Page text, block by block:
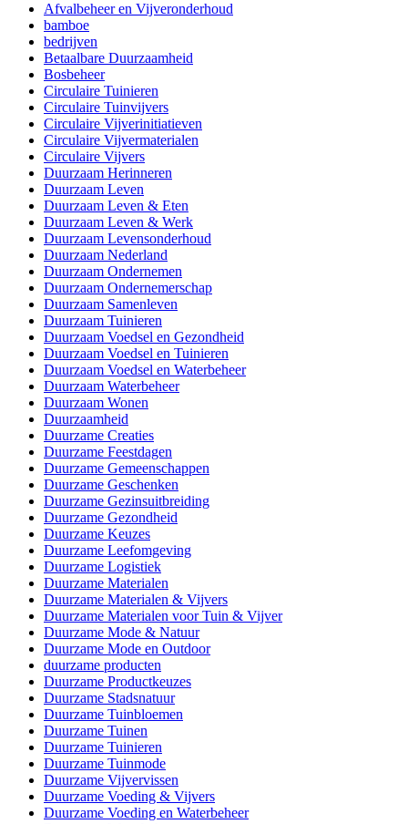
Afvalbeheer en Vijveronderhoud
bamboe
bedrijven
Betaalbare Duurzaamheid
Bosbeheer
Circulaire Tuinieren
Circulaire Tuinvijvers
Circulaire Vijverinitiatieven
Circulaire Vijvermaterialen
Circulaire Vijvers
Duurzaam Herinneren
Duurzaam Leven
Duurzaam Leven & Eten
Duurzaam Leven & Werk
Duurzaam Levensonderhoud
Duurzaam Nederland
Duurzaam Ondernemen
Duurzaam Ondernemerschap
Duurzaam Samenleven
Duurzaam Tuinieren
Duurzaam Voedsel en Gezondheid
Duurzaam Voedsel en Tuinieren
Duurzaam Voedsel en Waterbeheer
Duurzaam Waterbeheer
Duurzaam Wonen
Duurzaamheid
Duurzame Creaties
Duurzame Feestdagen
Duurzame Gemeenschappen
Duurzame Geschenken
Duurzame Gezinsuitbreiding
Duurzame Gezondheid
Duurzame Keuzes
Duurzame Leefomgeving
Duurzame Logistiek
Duurzame Materialen
Duurzame Materialen & Vijvers
Duurzame Materialen voor Tuin & Vijver
Duurzame Mode & Natuur
Duurzame Mode en Outdoor
duurzame producten
Duurzame Productkeuzes
Duurzame Stadsnatuur
Duurzame Tuinbloemen
Duurzame Tuinen
Duurzame Tuinieren
Duurzame Tuinmode
Duurzame Vijvervissen
Duurzame Voeding & Vijvers
Duurzame Voeding en Waterbeheer